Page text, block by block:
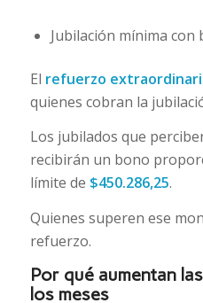
Jubilación mínima con
El refuerzo
quienes cobran la
Los jubilados que
recibirán un bono
límite de $450.286,25.
Quienes superen ese
refuerzo.
Por qué aumentan
los meses